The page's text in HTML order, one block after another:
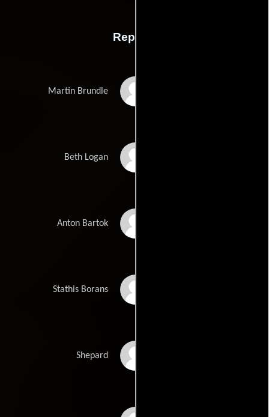
Reparto
Martin Brundle
Beth Logan
Anton Bartok
Stathis Borans
Shepard